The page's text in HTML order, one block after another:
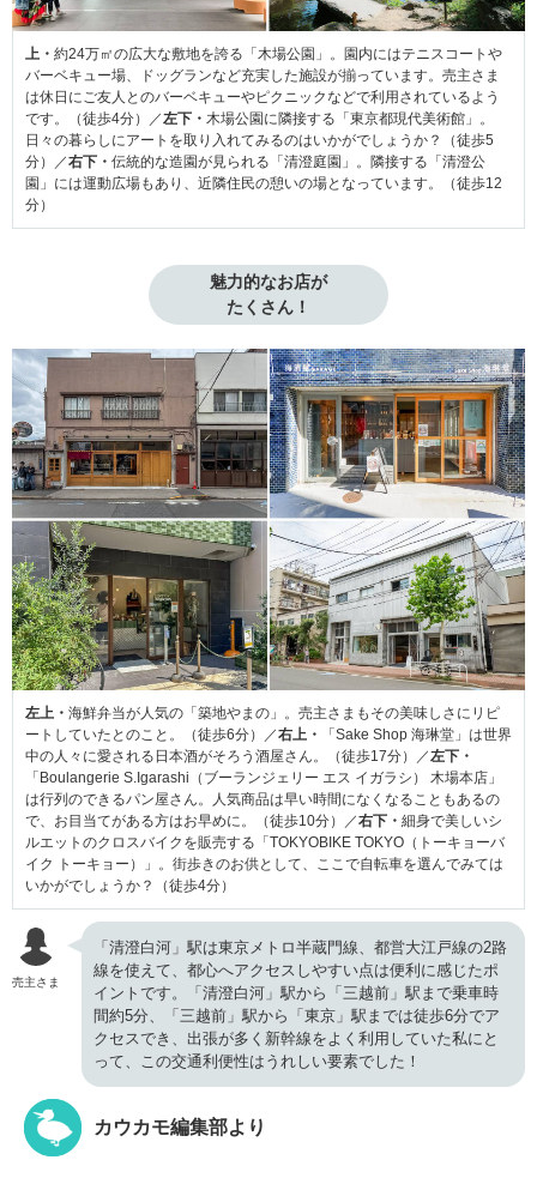
上・ 約24万㎡の広大な敷地を誇る「木場公園」。園内にはテニスコートや
バーベキュー場、ドッグランなど充実した施設が揃っています。売主さま
は休日にご友人とのバーベキューやピクニックなどで利用されているよう
です。（徒歩4分）／左下・ 木場公園に隣接する「東京都現代美術館」。
日々の暮らしにアートを取り入れてみるのはいかがでしょうか？（徒歩5
分）／右下・ 伝統的な造園が見られる「清澄庭園」。隣接する「清澄公
園」には運動広場もあり、近隣住民の憩いの場となっています。（徒歩12
分）
魅力的なお店が
たくさん！
左上・ 海鮮弁当が人気の「築地やまの」。売主さまもその美味しさにリピ
ートしていたとのこと。（徒歩6分）／右上・
「Sake Shop 海琳堂」は世界
中の人々に愛される日本酒がそろう酒屋さん。（徒歩17分）／左下・
「Boulangerie S.Igarashi（ブーランジェリー エス イガラシ） 木場本店」
は行列のできるパン屋さん。人気商品は早い時間になくなることもあるの
で、お目当てがある方はお早めに。（徒歩10分）／右下・ 細身で美しいシ
ルエットのクロスバイクを販売する「TOKYOBIKE TOKYO（トーキョーバ
イク トーキョー）」。街歩きのお供として、ここで自転車を選んでみては
いかがでしょうか？（徒歩4分）
売主さま
「清澄白河」駅は東京メトロ半蔵門線、都営大江戸線の2路
線を使えて、都心へアクセスしやすい点は便利に感じたポ
イントです。「清澄白河」駅から「三越前」駅まで乗車時
間約5分、「三越前」駅から「東京」駅までは徒歩6分でア
クセスでき、出張が多く新幹線をよく利用していた私にと
って、この交通利便性はうれしい要素でした！
カウカモ編集部より